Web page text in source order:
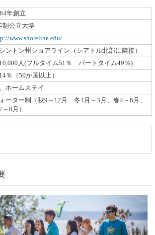
年創立
制公立大学
www.shoreline.edu/
ントン州ショアライン（シアトル北部に隣接）
人(フルタイム51％ パートタイム49％)
％（50か国以上）
ホームステイ
ーター制（秋9～12月 冬1月～3月、春4～6月、
～8月）